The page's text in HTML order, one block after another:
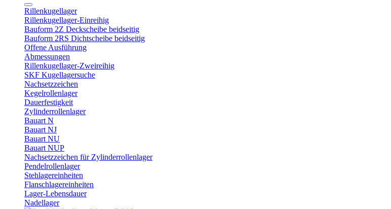
Rillenkugellager
Rillenkugellager-Einreihig
Bauform 2Z Deckscheibe beidseitig
Bauform 2RS Dichtscheibe beidseitig
Offene Ausführung
Abmessungen
Rillenkugellager-Zweireihig
SKF Kugellagersuche
Nachsetzzeichen
Kegelrollenlager
Dauerfestigkeit
Zylinderrollenlager
Bauart N
Bauart NJ
Bauart NU
Bauart NUP
Nachsetzzeichen für Zylinderrollenlager
Pendelrollenlager
Stehlagereinheiten
Flanschlagereinheiten
Lager-Lebensdauer
Nadellager